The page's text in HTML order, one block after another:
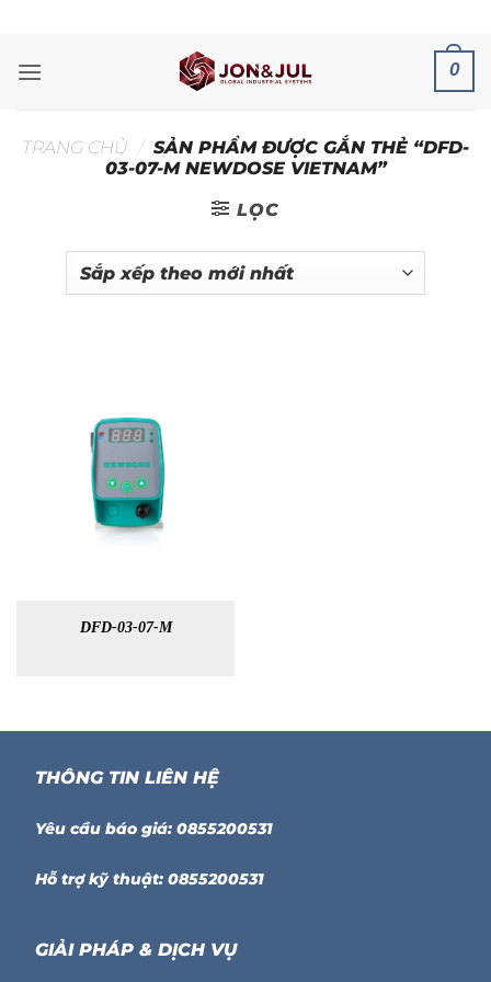
nội
0
TRANG CHỦ / SẢN PHẨM ĐƯỢC GẮN THẺ “DFD-
03-07-M NEWDOSE VIETNAM”
LỌC
DFD-03-07-M
THÔNG TIN LIÊN HỆ
Yêu cầu báo giá: 0855200531
Hỗ trợ kỹ thuật: 0855200531
GIẢI PHÁP & DỊCH VỤ